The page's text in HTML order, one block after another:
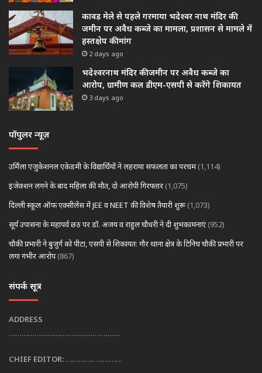
कावड़ मेले से पहले गरमाया भदेश्वर नाथ मंदिर की
जमीन पर अवैध कब्जे का मामला, प्रशासन से मामले में
हस्तक्षेप की मांग
2 days ago
भदेश्वरनाथ मंदिर की जमीन पर अवैध कब्जे का
आरोप, ग्रामीण कल डीएम-एसपी से करेंगे शिकायत
3 days ago
पॉपुलर न्यूज़
उर्मिला एजुकेशनल एकेडमी के विद्यार्थियों ने लहराया सफलता का परचम (1,114)
इंजेक्शन लगने के बाद महिला की मौत, दो आरोपी गिरफ्तार (1,075)
दिल्ली स्कूल ऑफ एक्सीलेंस में JEE व NEET की विशेष तैयारी शुरू (1,073)
सूर्य उपासना के महापर्व छठ पर डॉ. अजय व राहुल चौधरी ने दी शुभकामनाएं (952)
चौकी प्रभारी ने बुजुर्ग को पीटा, एसपी से शिकायत: गौर थाना क्षेत्र के टिनिच चौकी प्रभारी पर
लगा गंभीर आरोप (867)
संपर्क सूत्र
ADDRESS
…………………………………………….
CHIEF EDITOR: ………….. …………